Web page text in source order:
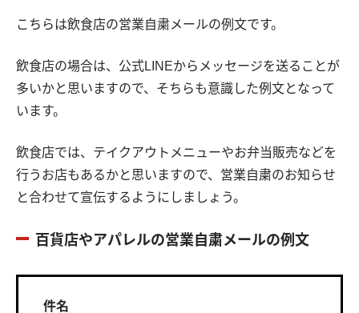
こちらは飲食店の営業自粛メールの例文です。
飲食店の場合は、公式LINEからメッセージを送ることが
多いかと思いますので、そちらも意識した例文となって
います。
飲食店では、テイクアウトメニューやお弁当販売などを
行うお店もあるかと思いますので、営業自粛のお知らせ
と合わせて宣伝するようにしましょう。
百貨店やアパレルの営業自粛メールの例文
件名